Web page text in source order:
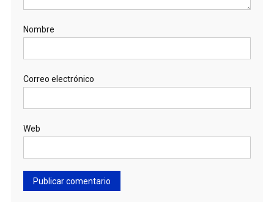
Nombre
Correo electrónico
Web